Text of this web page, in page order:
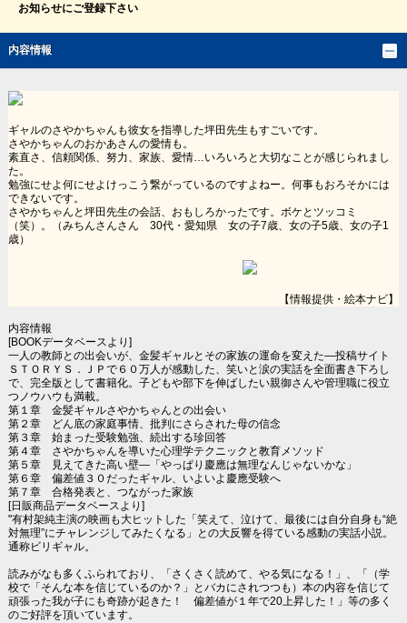
お知らせにご登録下さい
内容情報
ギャルのさやかちゃんも彼女を指導した坪田先生もすごいです。
さやかちゃんのおかあさんの愛情も。
素直さ、信頼関係、努力、家族、愛情…いろいろと大切なことが感じられまし
た。
勉強にせよ何にせよけっこう繋がっているのですよねー。何事もおろそかには
できないです。
さやかちゃんと坪田先生の会話、おもしろかったです。ボケとツッコミ
（笑）。（みちんさんさん 30代・愛知県 女の子7歳、女の子5歳、女の子1
歳）
【情報提供・絵本ナビ】
内容情報
[BOOKデータベースより]
一人の教師との出会いが、金髪ギャルとその家族の運命を変えた―投稿サイト
ＳＴＯＲＹＳ．ＪＰで６０万人が感動した、笑いと涙の実話を全面書き下ろし
で、完全版として書籍化。子どもや部下を伸ばしたい親御さんや管理職に役立
つノウハウも満載。
第１章 金髪ギャルさやかちゃんとの出会い
第２章 どん底の家庭事情、批判にさらされた母の信念
第３章 始まった受験勉強、続出する珍回答
第４章 さやかちゃんを導いた心理学テクニックと教育メソッド
第５章 見えてきた高い壁―「やっぱり慶應は無理なんじゃないかな」
第６章 偏差値３０だったギャル、いよいよ慶應受験へ
第７章 合格発表と、つながった家族
[日販商品データベースより]
"有村架純主演の映画も大ヒットした「笑えて、泣けて、最後には自分自身も“絶
対無理”にチャレンジしてみたくなる」との大反響を得ている感動の実話小説。
通称ビリギャル。
読みがなも多くふられており、「さくさく読めて、やる気になる！」、「（学
校で「そんな本を信じているのか？」とバカにされつつも）本の内容を信じて
頑張った我が子にも奇跡が起きた！ 偏差値が１年で20上昇した！」等の多く
のご好評を頂いています。